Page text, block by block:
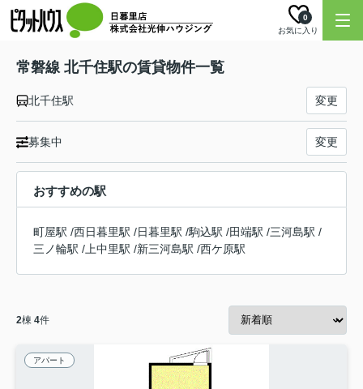
お気に入り
0
常磐線 北千住駅の賃貸物件一覧
北千住駅 変更
募集中 変更
おすすめの駅
町屋駅 /西日暮里駅 /日暮里駅 /駒込駅 /田端駅 /三河島駅 /
三ノ輪駅 / 上中里駅 /新三河島駅 /西ケ原駅
2棟 4件
アパート